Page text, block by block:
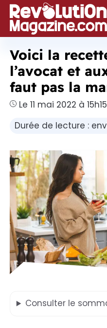
Aller
au
contenu
Voici la
l’avocat et
faut pas la
Le 11 mai 2022 à 15h15
Durée de lecture :
Consulter le